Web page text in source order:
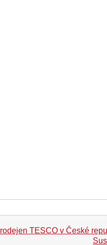
TESCO v České